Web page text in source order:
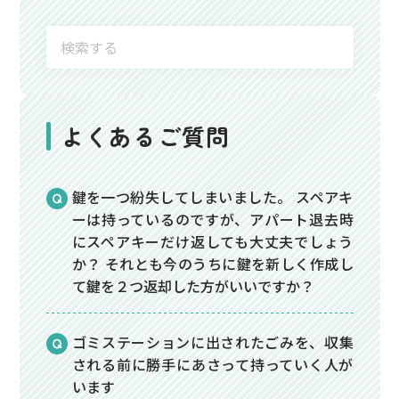
よくあるご質問
鍵を一つ紛失してしまいました。 スペアキ
ーは持っているのですが、アパート退去時
にスペアキーだけ返しても大丈夫でしょう
か？ それとも今のうちに鍵を新しく作成し
て鍵を２つ返却した方がいいですか？
ゴミステーションに出されたごみを、収集
される前に勝手にあさって持っていく人が
います